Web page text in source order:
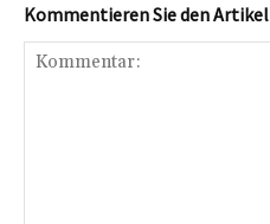
Kommentieren Sie den Artikel